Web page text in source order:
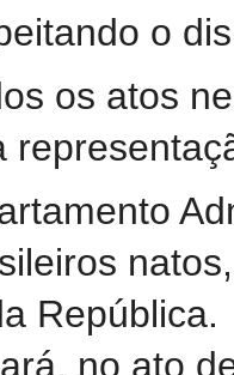
o
os atos
no ato